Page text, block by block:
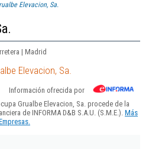
Elevacion, Sa.
| Madrid
Elevacion, Sa.
Información ofrecida por
Grualbe Elevacion, Sa. procede de la
de INFORMA D&B S.A.U. (S.M.E.). Más